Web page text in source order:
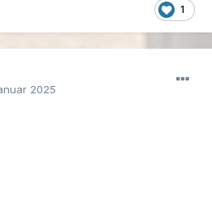
1
2025